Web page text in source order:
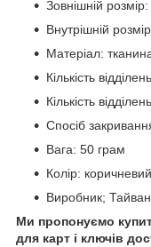
Зовнішній
Внутрішній
Матеріал:
Кількість
Кількість
Спосіб
Вага: 50 грам
Колір: коричневий
Виробник;
Ми пропонуємо
для карт і ключів